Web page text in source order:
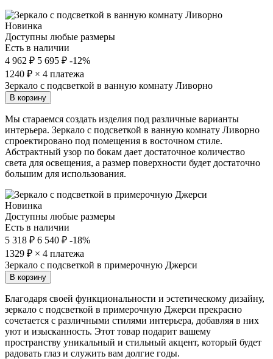
Новинка
Доступны любые размеры
Есть в наличии
4 962 ₽ 5 695 ₽ -12%
1240 ₽ × 4 платежа
Зеркало с подсветкой в ванную комнату Ливорно
В корзину
Мы стараемся создать изделия под различные варианты
интерьера. Зеркало с подсветкой в ванную комнату Ливорно
спроектировано под помещения в восточном стиле.
Абстрактный узор по бокам дает достаточное количество
света для освещения, а размер поверхности будет достаточно
большим для использования.
Новинка
Доступны любые размеры
Есть в наличии
5 318 ₽ 6 540 ₽ -18%
1329 ₽ × 4 платежа
Зеркало с подсветкой в примерочную Джерси
В корзину
Благодаря своей функциональности и эстетическому дизайну,
зеркало с подсветкой в примерочную Джерси прекрасно
сочетается с различными стилями интерьера, добавляя в них
уют и изысканность. Этот товар подарит вашему
пространству уникальный и стильный акцент, который будет
радовать глаз и служить вам долгие годы.